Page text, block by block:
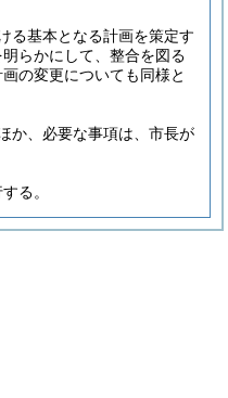
る基本となる計画を策定す
らかにして、整合を図る
の変更についても同様と
か、必要な事項は、市長が
る。